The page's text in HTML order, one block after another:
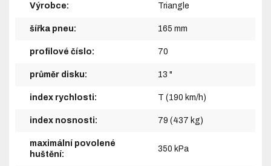
Výrobce: Triangle
šířka pneu: 165 mm
profilové číslo: 70
průměr disku: 13 "
index rychlosti: T (190 km/h)
index nosnosti: 79 (437 kg)
maximální povolené
huštění:
350 kPa